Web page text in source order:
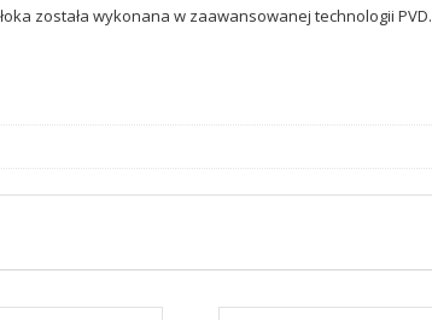
została wykonana w zaawansowanej technologii PVD.